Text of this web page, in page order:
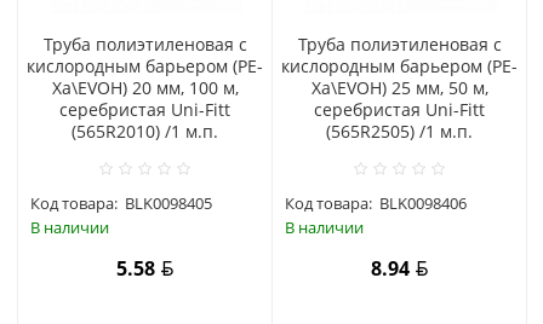
Труба полиэтиленовая с
кислородным барьером (PE-
Xa\EVOH) 20 мм, 100 м,
серебристая Uni-Fitt
(565R2010) /1 м.п.
Код товара: BLK0098405
В наличии
5.58
Труба полиэтиленовая с
кислородным барьером (PE-
Xa\EVOH) 25 мм, 50 м,
серебристая Uni-Fitt
(565R2505) /1 м.п.
Код товара: BLK0098406
В наличии
8.94